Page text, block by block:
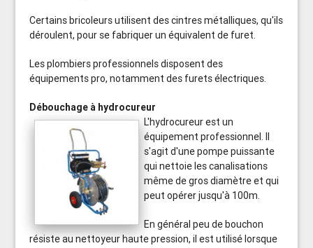
Certains bricoleurs utilisent des cintres métalliques, qu'ils
déroulent, pour se fabriquer un équivalent de furet.
Les plombiers professionnels disposent des
équipements pro, notamment des furets électriques.
Débouchage à hydrocureur
L'hydrocureur est un
équipement professionnel. Il
s'agit d'une pompe puissante
qui nettoie les canalisations
même de gros diamètre et qui
peut opérer jusqu'à 100m.
En général peu de bouchon
résiste au nettoyeur haute pression, il est utilisé lorsque